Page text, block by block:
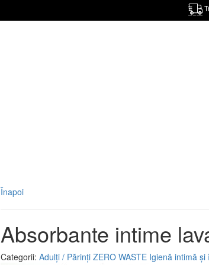
Înapoi
Absorbante intime
Categorii: Adulți / Părinți ZERO WASTE Igienă intimă